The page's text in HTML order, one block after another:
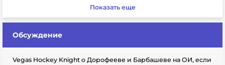
Показать еще
Обсуждение
Vegas Hockey Knight о Дорофееве и Барбашеве на ОИ, если